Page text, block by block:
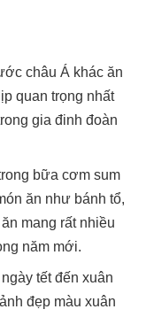
châu Á khác ăn
quan trọng nhất
gia đinh đoàn
bữa cơm sum
ăn như bánh tổ,
mang rất nhiều
năm mới.
tết đến xuân
đẹp màu xuân